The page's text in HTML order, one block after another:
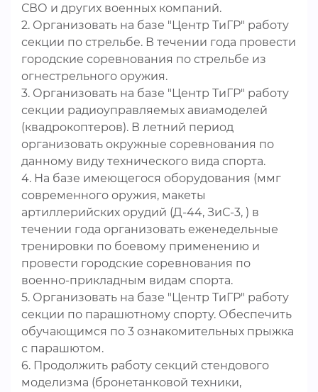
СВО и других военных компаний.
2. Организовать на базе "Центр ТиГР" работу
секции по стрельбе. В течении года провести
городские соревнования по стрельбе из
огнестрельного оружия.
3. Организовать на базе "Центр ТиГР" работу
секции радиоуправляемых авиамоделей
(квадрокоптеров). В летний период
организовать окружные соревнования по
данному виду технического вида спорта.
4. На базе имеющегося оборудования (ммг
современного оружия, макеты
артиллерийских орудий (Д-44, ЗиС-3, ) в
течении года организовать еженедельные
тренировки по боевому применению и
провести городские соревнования по
военно-прикладным видам спорта.
5. Организовать на базе "Центр ТиГР" работу
секции по парашютному спорту. Обеспечить
обучающимся по 3 ознакомительных прыжка
с парашютом.
6. Продолжить работу секций стендового
моделизма (бронетанковой техники,